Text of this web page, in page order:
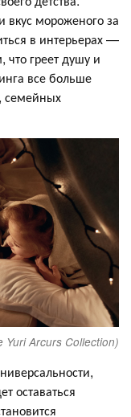
вкус мороженого за
в интерьерах —
что греет душу и
все больше
семейных
Yuri Arcurs Collection)
оставаться